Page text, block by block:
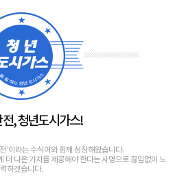
전, 청년도시가스!
’이라는 수식어와 함께 성장해왔습니다.
더 나은 가치를 제공해야 한다는 사명으로 끊임없이 노
력하겠습니다.